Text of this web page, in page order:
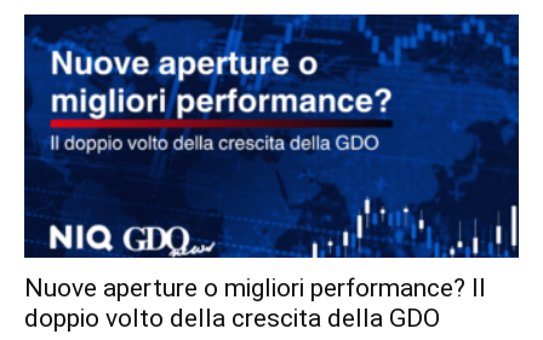
Nuove aperture o migliori performance? Il
doppio volto della crescita della GDO